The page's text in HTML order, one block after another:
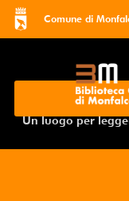
Comune di
Un luogo per